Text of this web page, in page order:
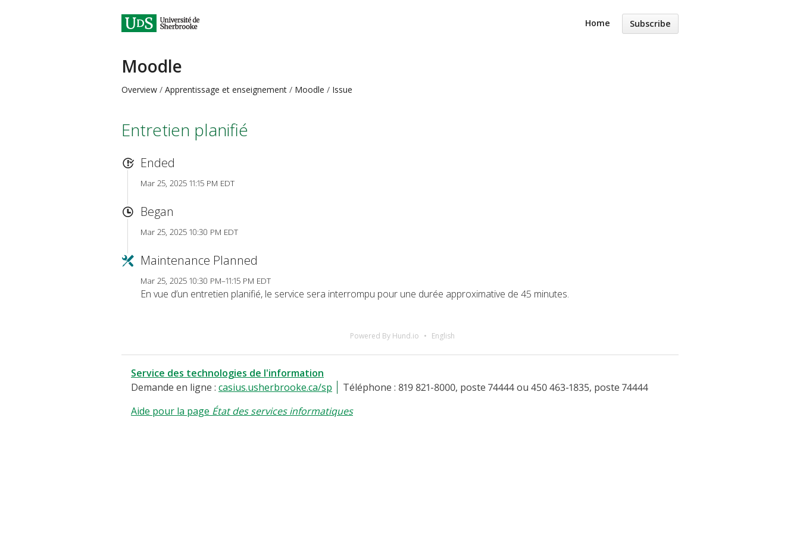
Home Subscribe
Moodle
Overview Apprentissage et enseignement Moodle Issue
Entretien planifié
Ended
Mar 25, 2025 11:15 PM EDT
Began
Mar 25, 2025 10:30 PM EDT
Maintenance Planned
Mar 25, 2025 10:30 PM–11:15 PM EDT
En vue d’un entretien planifié, le service sera interrompu pour une durée approximative de 45 minutes.
Powered By Hund.io English
Service des technologies de l'information
Demande en ligne : casius.usherbrooke.ca/sp
Téléphone : 819 821-8000, poste 74444 ou 450 463-1835, poste 74444
Aide pour la page État des services informatiques